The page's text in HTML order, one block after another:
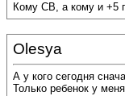
Кому СВ, а кому и +5
Olesya
А у кого сегодня
Только ребенок у